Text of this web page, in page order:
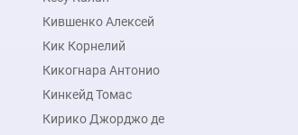
Кившенко Алексей
Кик Корнелий
Кикогнара Антонио
Кинкейд Томас
Кирико Джорджо де